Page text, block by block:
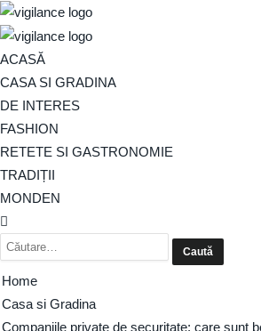
ACASĂ
CASA SI GRADINA
DE INTERES
FASHION
RETETE SI GASTRONOMIE
TRADIȚII
MONDEN
Home
Casa si Gradina
Companiile private de securitate: care sunt